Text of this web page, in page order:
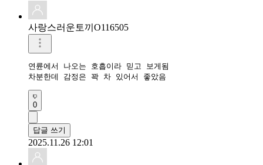
사랑스러운토끼O116505
연륜에서 나오는 호흡이라 믿고 보게됨
차분한데 감정은 꽉 차 있어서 좋았음
0
답글 쓰기
2025.11.26 12:01